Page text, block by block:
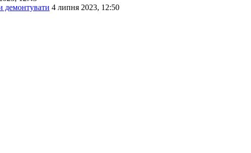
демонтувати 4 липня 2023, 12:50